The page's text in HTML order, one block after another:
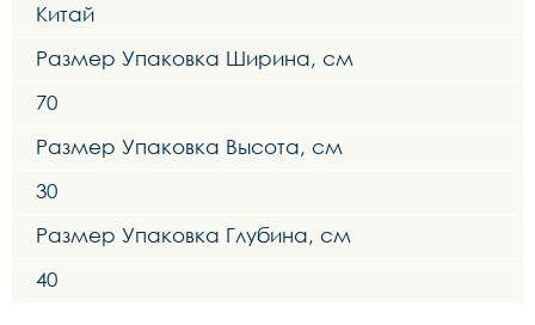
Китай
Размер Упаковка Ширина, см
70
Размер Упаковка Высота, см
30
Размер Упаковка Глубина, см
40